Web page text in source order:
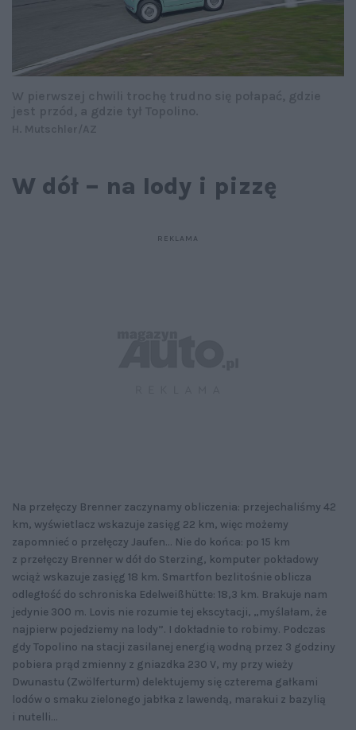
W dół – na lody i pizzę
Na przełęczy Brenner zaczynamy obliczenia: przejechaliśmy 42
km, wyświetlacz wskazuje zasięg 22 km, więc możemy
zapomnieć o przełęczy Jaufen... Nie do końca: po 15 km
z przełęczy Brenner w dół do Sterzing, komputer pokładowy
wciąż wskazuje zasięg 18 km. Smartfon bezlitośnie oblicza
odległość do schroniska Edelweißhütte: 18,3 km. Brakuje nam
jedynie 300 m. Lovis nie rozumie tej ekscytacji, „myślałam, że
najpierw pojedziemy na lody”. I dokładnie to robimy. Podczas
gdy Topolino na stacji zasilanej energią wodną przez 3 godziny
pobiera prąd zmienny z gniazdka 230 V, my przy wieży
Dwunastu (Zwölferturm) delektujemy się czterema gałkami
lodów o smaku zielonego jabłka z lawendą, marakui z bazylią
i nutelli...